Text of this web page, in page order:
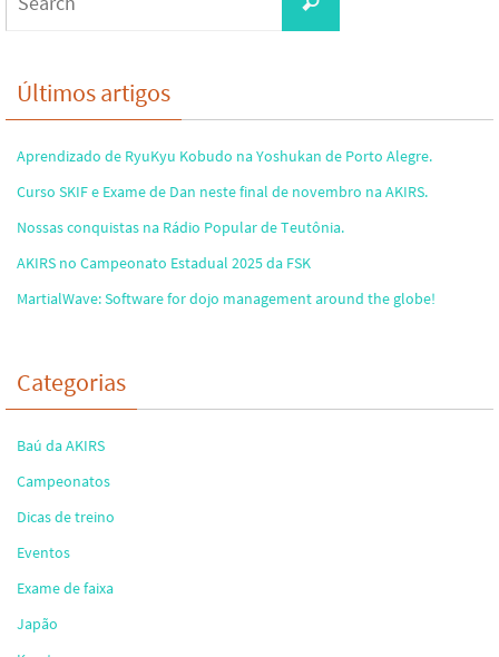
Últimos artigos
Aprendizado de RyuKyu Kobudo na Yoshukan de Porto Alegre.
Curso SKIF e Exame de Dan neste final de novembro na AKIRS.
Nossas conquistas na Rádio Popular de Teutônia.
AKIRS no Campeonato Estadual 2025 da FSK
MartialWave: Software for dojo management around the globe!
Categorias
Baú da AKIRS
Campeonatos
Dicas de treino
Eventos
Exame de faixa
Japão